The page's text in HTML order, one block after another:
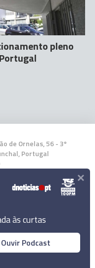
pleno
de Ornelas, 56 - 3º
Portugal
App
Notícias, Lda.
às curtas
Ouvir Podcast
×